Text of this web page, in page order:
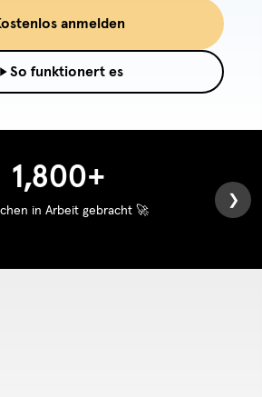
anmelden
So funktionert es
❯
1,800+
in Arbeit gebracht 🚀